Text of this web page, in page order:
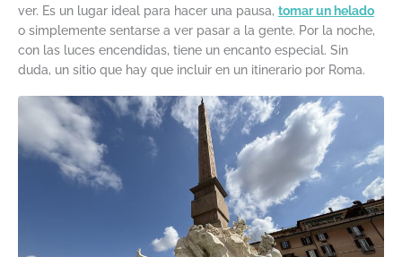
ver. Es un lugar ideal para hacer una pausa, tomar un helado
o simplemente sentarse a ver pasar a la gente. Por la noche,
con las luces encendidas, tiene un encanto especial. Sin
duda, un sitio que hay que incluir en un itinerario por Roma.